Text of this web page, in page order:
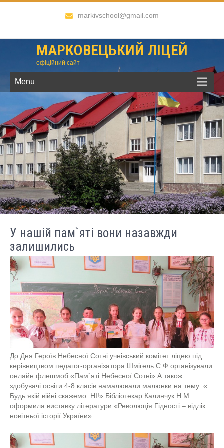
markivschool@gmail.com
МАРКОВЕЦЬКИЙ ЛІЦЕЙ
офіційний сайт
Menu
У нашій пам`яті вони назавжди
залишились
До Дня Героїв Небесної Сотні учнівський комітет ліцею під
керівництвом педагог-організатора Шмігель С.Ф організували
онлайн флешмоб «Пам`яті Небесної Сотні» А також
здобувачі освіти 4-8 класів намалювали малюнки на тему: «
Будь якій війні скажемо: НІ!» Бібліотекар Калинчук Н.М
оформила виставку літератури «Революція Гідності – відлік
новітньої історії України»